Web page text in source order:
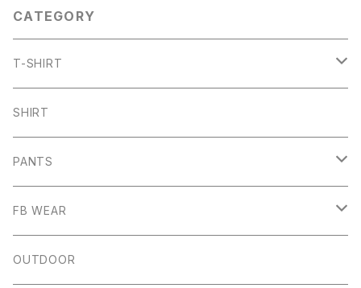
CATEGORY
T-SHIRT
ARCH
CHB
HW
IZUTAMA
SHIRT
PANTS
SHORT PANTS
NY PANTS
FB WEAR
Raglan Tee
OUTDOOR